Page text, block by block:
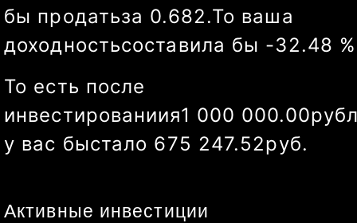
бы продатьза 0.838.То ваша
доходностьсоставила бы -17.03%
То есть после
инвестированиия1 000 000.00
у вас быстало 829 702.97руб.
Активные инвестиции